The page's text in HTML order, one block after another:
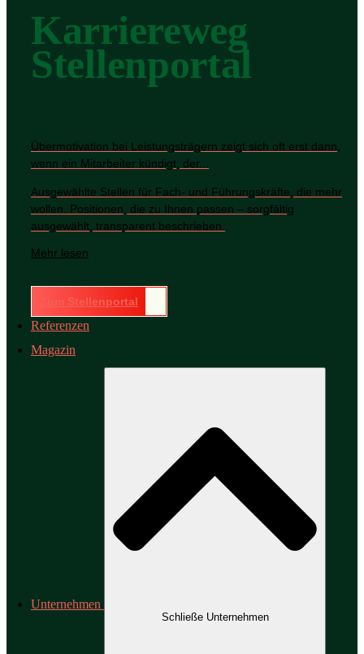
Karriereweg
Stellenportal
Übermotivation bei Leistungsträgern zeigt sich oft erst dann,
wenn ein Mitarbeiter kündigt, der...
Ausgewählte Stellen für Fach- und Führungskräfte, die mehr
wollen. Positionen, die zu Ihnen passen – sorgfältig
ausgewählt, transparent beschrieben.
Mehr lesen
Zum Stellenportal
Referenzen
Magazin
Unternehmen
Schließe Unternehmen